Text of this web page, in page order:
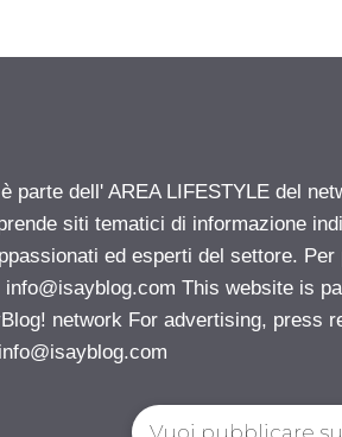
parte dell' AREA LIFESTYLE del
siti tematici di informazione
ed esperti del settore.
info@isayblog.com This website is
network For advertising, press
info@isayblog.com
Vuoi pubblicare